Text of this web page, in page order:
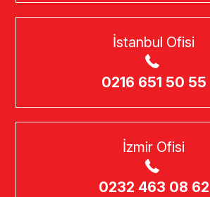
İstanbul Ofisi
0216 651 50 55
İzmir Ofisi
0232 463 08 62